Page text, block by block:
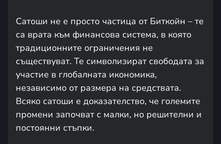
Сатоши не е просто частица от Биткойн – те
са врата към финансова система, в която
традиционните ограничения не
съществуват. Те символизират свободата за
участие в глобалната икономика,
независимо от размера на средствата.
Всяко сатоши е доказателство, че големите
промени започват с малки, но решителни и
постоянни стъпки.